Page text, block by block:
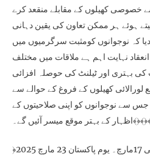
کھیلوں کے مقابلے منقعد کرے
ہوئے ہر ممکن تعاون کی یقین دہانی
کہ نوجوانوں کومثبت سرگرمیوں میں
نہایت اہم ہے ملاقات میں مختلف
بہتری اور ٹیلنٹ کی حوصلہ افزائی
لورالائی کھیلوں کے فروغ کے حوالے سے
سے نوجوانوں کو اپنی صلاحیتوں کے
کے بہتر موقع میسر آئیں گے۔﴾﴿﴾﴿﴾
﴿خبرنامہ نمبر1885/2025دکی 17مارچ۔ یوم پاکستان 23 مارچ 2025